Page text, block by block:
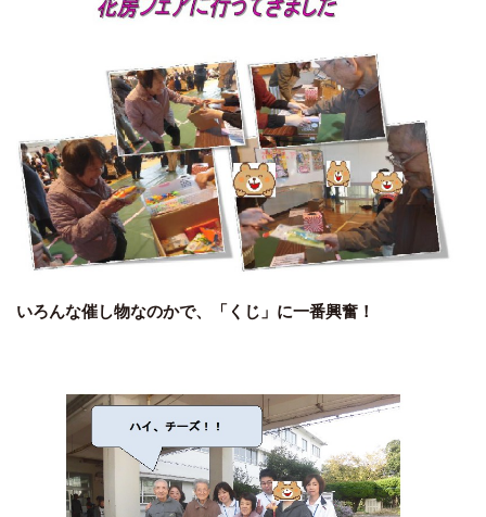
いろんな催し物なのかで、「くじ」に一番興奮！